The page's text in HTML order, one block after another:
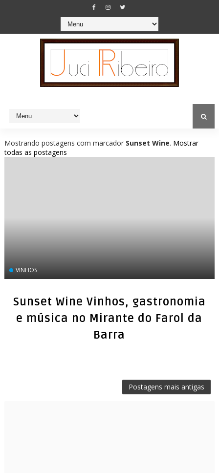
Mostrando postagens com marcador Sunset Wine. Mostrar
todas as postagens
VINHOS
Sunset Wine Vinhos, gastronomia
e música no Mirante do Farol da
Barra
Postagens mais antigas